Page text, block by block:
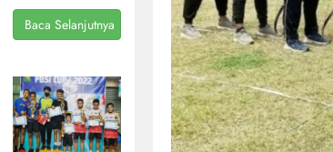
Baca Selanjutnya